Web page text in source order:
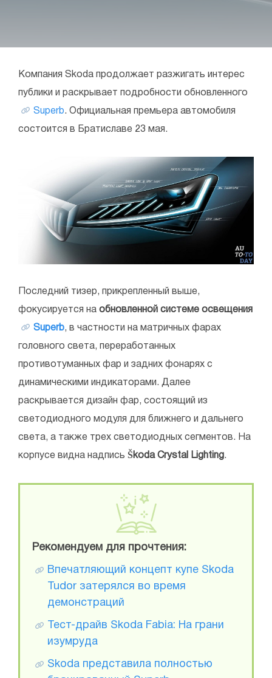
Компания Skoda продолжает разжигать интерес
публики и раскрывает подробности обновленного
Superb. Официальная премьера автомобиля
состоится в Братиславе 23 мая.
Последний тизер, прикрепленный выше,
фокусируется на обновленной системе освещения
Superb, в частности на матричных фарах
головного света, переработанных
противотуманных фар и задних фонарях с
динамическими индикаторами. Далее
раскрывается дизайн фар, состоящий из
светодиодного модуля для ближнего и дальнего
света, а также трех светодиодных сегментов. На
корпусе видна надпись Škoda Crystal Lighting.
Рекомендуем для прочтения:
Впечатляющий концепт купе Skoda
Tudor затерялся во время
демонстраций
Тест-драйв Skoda Fabia: На грани
изумруда
Skoda представила полностью